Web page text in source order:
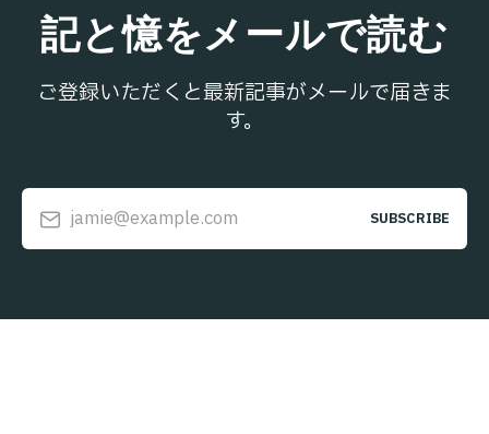
記と憶をメールで読む
ご登録いただくと最新記事がメールで届きま
す。
jamie@example.com SUBSCRIBE